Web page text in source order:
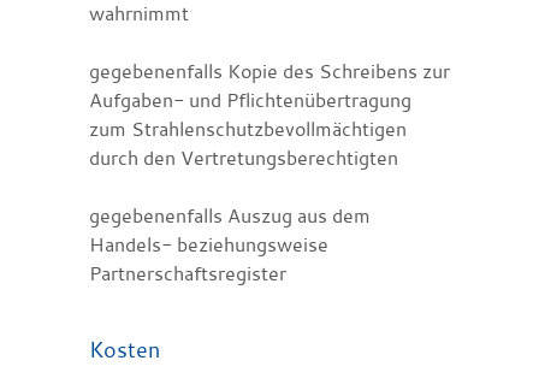
wahrnimmt
gegebenenfalls Kopie des Schreibens zur
Aufgaben- und Pflichtenübertragung
zum Strahlenschutzbevollmächtigen
durch den Vertretungsberechtigten
gegebenenfalls Auszug aus dem
Handels- beziehungsweise
Partnerschaftsregister
Kosten